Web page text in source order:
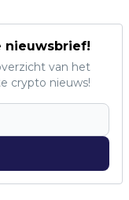
nieuwsbrief!
van het
crypto nieuws!